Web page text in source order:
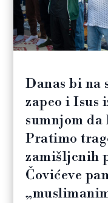
Danas bi na
zapeo i Isus
sumnjom da
Pratimo
zamišljenih
Čovićeve